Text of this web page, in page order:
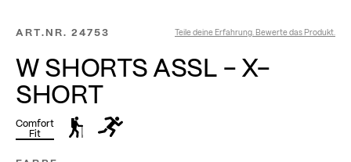
ART.NR. 24753 Teile deine Erfahrung. Bewerte das Produkt.
W SHORTS ASSL - X-
SHORT
Comfort
Fit